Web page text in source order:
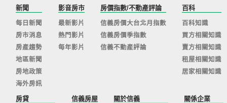
新聞
每日新聞
房市消息
房產趨勢
地區新聞
房地政策
海外房訊
影音房市
最新影片
熱門影片
每年影片
房價指數/不動產評論
信義房價大台北月指數
信義房價季指數
信義不動產評論
百科
百科知識
買方相關知識
賣方相關知識
租屋相關知識
居家相關知識
房貸 信義房屋 關於信義 關係企業